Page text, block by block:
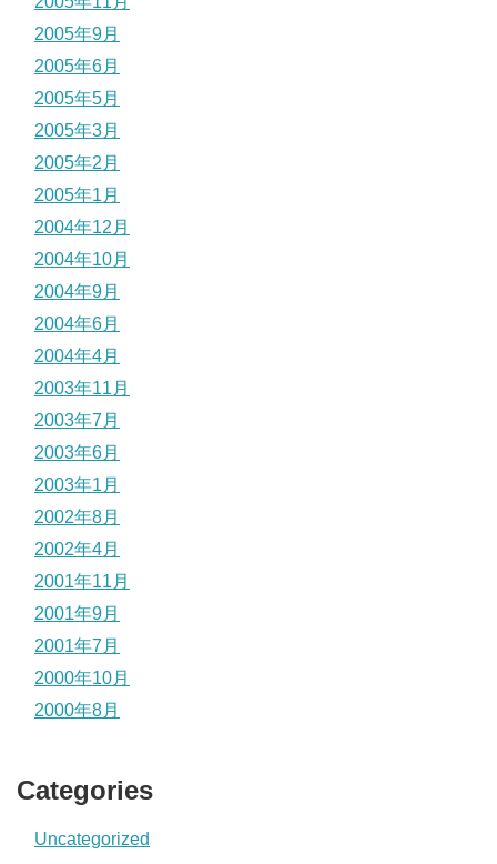
2005年9月
2005年6月
2005年5月
2005年3月
2005年2月
2005年1月
2004年12月
2004年10月
2004年9月
2004年6月
2004年4月
2003年11月
2003年7月
2003年6月
2003年1月
2002年8月
2002年4月
2001年11月
2001年9月
2001年7月
2000年10月
2000年8月
Categories
Uncategorized